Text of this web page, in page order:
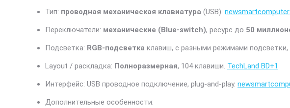
Тип: проводная механическая клавиатура (USB).
Переключатели: механические (Blue-switch), ресурс до 50
Подсветка: RGB-подсветка клавиш, с разными режимами
Layout / раскладка: Полноразмерная, 104 клавиши. TechLand BD+1
Интерфейс: USB проводное подключение, plug-and-play.
Дополнительные особенности: